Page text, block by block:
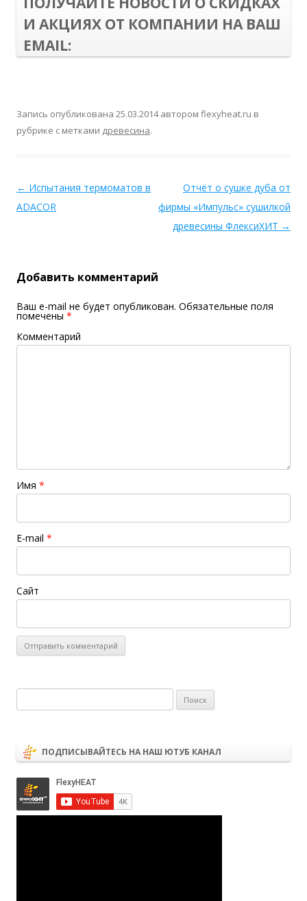
И АКЦИЯХ ОТ КОМПАНИИ НА ВАШ
EMAIL:
Запись опубликована 25.03.2014автором flexyheat.ru в
рубрике с метками древесина.
← Испытания термоматов в
ADACOR
Отчёт о сушке дуба от
фирмы «Импульс» сушилкой
древесины ФлексиХИТ →
Добавить комментарий
Ваш e-mail не будет опубликован. Обязательные поля
помечены *
Комментарий
Имя *
E-mail *
Сайт
ПОДПИСЫВАЙТЕСЬ НА НАШ ЮТУБ КАНАЛ